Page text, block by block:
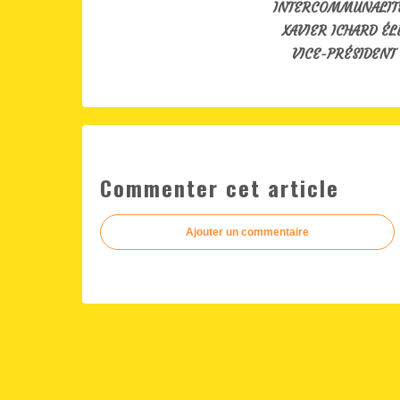
XAVIER ICHARD
VICE-PRÉSIDENT
Commenter cet article
Ajouter un commentaire